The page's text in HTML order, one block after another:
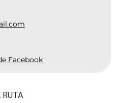
Facebook
RUTA